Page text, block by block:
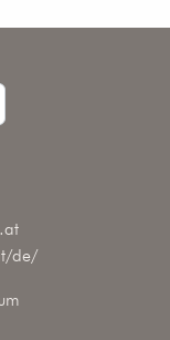
de/